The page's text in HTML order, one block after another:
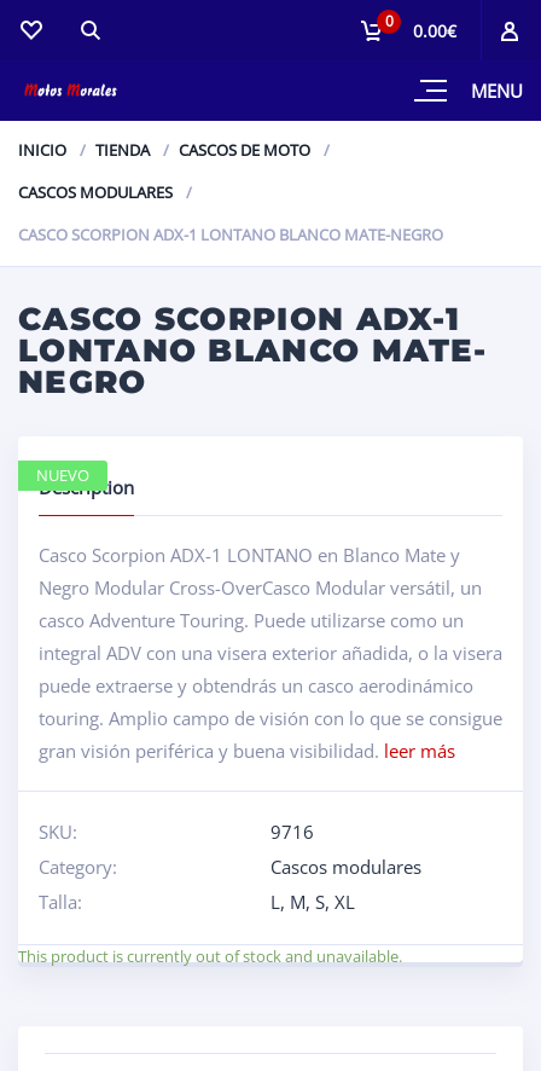
MENU
0 0.00€
INICIO TIENDA
CASCOS DE MOTO
CASCOS MODULARES
CASCO SCORPION ADX-1 LONTANO BLANCO MATE-NEGRO
CASCO SCORPION ADX-1
LONTANO BLANCO MATE-
NEGRO
Description
Casco Scorpion ADX-1 LONTANO en Blanco Mate y
Negro Modular Cross-OverCasco Modular versátil, un
casco Adventure Touring. Puede utilizarse como un
integral ADV con una visera exterior añadida, o la visera
puede extraerse y obtendrás un casco aerodinámico
touring. Amplio campo de visión con lo que se consigue
gran visión periférica y buena visibilidad. leer más
SKU:
9716
Category:
Cascos modulares
Talla:
L, M, S, XL
This product is currently out of stock and unavailable.
NUEVO